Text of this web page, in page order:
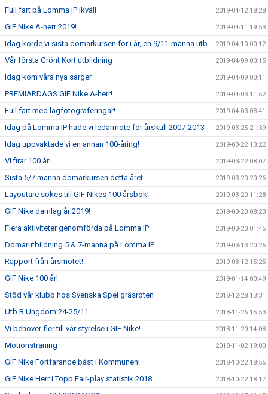
Full fart på Lomma IP ikväll 2019-04-12 18:28
GIF Nike A-herr 2019! 2019-04-11 19:53
Idag körde vi sista domarkursen för i år, en 9/11-manna utb. 2019-04-10 00:12
Vår första Grönt Kort utbildning 2019-04-09 00:15
Idag kom våra nya sarger 2019-04-09 00:11
PREMIÄRDAGS GIF Nike A-herr! 2019-04-03 11:52
Full fart med lagfotograferingar! 2019-04-03 03:41
Idag på Lomma IP hade vi ledarmöte för årskull 2007-2013 2019-03-25 21:39
Idag uppvaktade vi en annan 100-åring! 2019-03-22 13:22
Vi firar 100 år! 2019-03-22 08:07
Sista 5/7 manna domarkursen detta året 2019-03-20 20:26
Layoutare sökes till GIF Nikes 100 årsbok! 2019-03-20 11:28
GIF Nike damlag år 2019! 2019-03-20 08:23
Flera aktiviteter genomförda på Lomma IP 2019-03-20 01:45
Domarutbildning 5 & 7-manna på Lomma IP 2019-03-13 20:26
Rapport från årsmötet! 2019-03-12 15:25
GIF Nike 100 år! 2019-01-14 00:49
Stöd vår klubb hos Svenska Spel gräsroten 2018-12-28 13:31
Utb B Ungdom 24-25/11 2018-11-26 15:53
Vi behöver fler till vår styrelse i GIF Nike! 2018-11-20 14:08
Motionsträning 2018-11-02 19:00
GIF Nike Fortfarande bäst i Kommunen! 2018-10-22 18:55
GIF Nike Herr i Topp Fair-play statistik 2018 2018-10-22 18:17